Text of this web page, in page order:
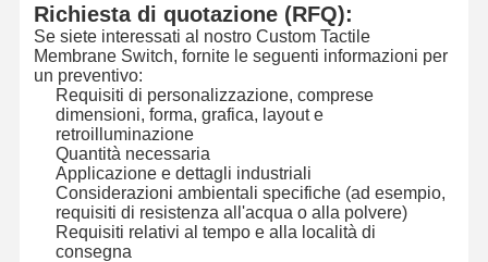
Commutatore di membrana di FPC
Commutatore di membrana della lampadina
Commutatore di membrana della tastiera
Commutatore del pannello della membrana
Sovrapposizioni grafiche
Circuiti in PET
Richiesta di quotazione (RFQ):
Se siete interessati al nostro Custom Tactile
Membrane Switch, fornite le seguenti informazioni per
un preventivo:
Requisiti di personalizzazione, comprese
dimensioni, forma, grafica, layout e
retroilluminazione
Quantità necessaria
Applicazione e dettagli industriali
Considerazioni ambientali specifiche (ad esempio,
requisiti di resistenza all'acqua o alla polvere)
Requisiti relativi al tempo e alla località di
consegna